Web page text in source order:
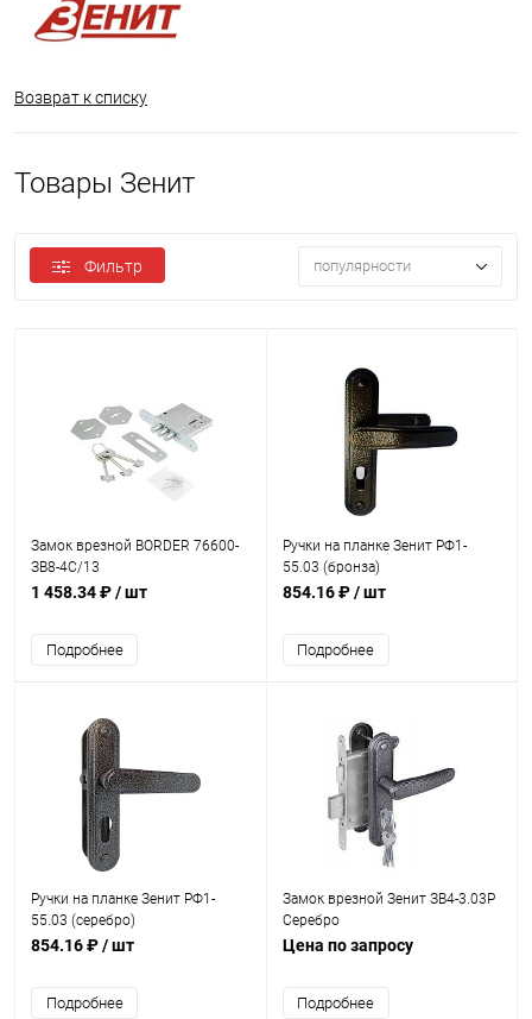
Возврат к списку
Товары Зенит
Фильтр популярности
Замок врезной BORDER 76600-
ЗВ8-4C/13
1 458.34 ₽/ шт
Подробнее
Ручки на планке Зенит РФ1-
55.03 (бронза)
854.16 ₽/ шт
Подробнее
Ручки на планке Зенит РФ1-
55.03 (серебро)
854.16 ₽/ шт
Подробнее
Замок врезной Зенит ЗВ4-3.03P
Серебро
Цена по запросу
Подробнее